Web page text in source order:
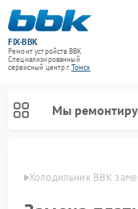
FIX-BBK
Ремонт устройств BBK
Специализированный
cервисный центр г.Томск
Мы
Холодильник BBK